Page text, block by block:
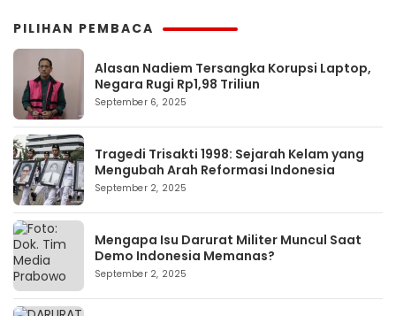
PILIHAN PEMBACA
Alasan Nadiem Tersangka Korupsi Laptop,
Negara Rugi Rp1,98 Triliun
September 6, 2025
Tragedi Trisakti 1998: Sejarah Kelam yang
Mengubah Arah Reformasi Indonesia
September 2, 2025
Mengapa Isu Darurat Militer Muncul Saat
Demo Indonesia Memanas?
September 2, 2025